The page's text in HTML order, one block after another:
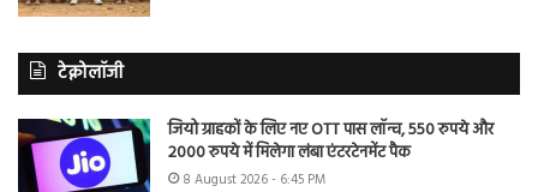
टेक्नोलॉजी
जियो ग्राहकों के लिए नए OTT पास लॉन्च, 550 रुपये और
2000 रुपये में मिलेगा लंबा एंटरटेनमेंट पैक
8 August 2026 - 6:45 PM